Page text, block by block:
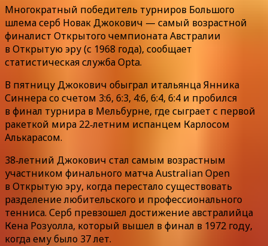
Многократный победитель турниров Большого
шлема серб Новак Джокович — самый возрастной
финалист Открытого чемпионата Австралии
в Открытую эру (с 1968 года), сообщает
статистическая служба Opta.
В пятницу Джокович обыграл итальянца Янника
Синнера со счетом 3:6, 6:3, 4:6, 6:4, 6:4 и пробился
в финал турнира в Мельбурне, где сыграет с первой
ракеткой мира 22‑летним испанцем Карлосом
Алькарасом.
38‑летний Джокович стал самым возрастным
участником финального матча Australian Open
в Открытую эру, когда перестало существовать
разделение любительского и профессионального
тенниса. Серб превзошел достижение австралийца
Кена Розуолла, который вышел в финал в 1972 году,
когда ему было 37 лет.